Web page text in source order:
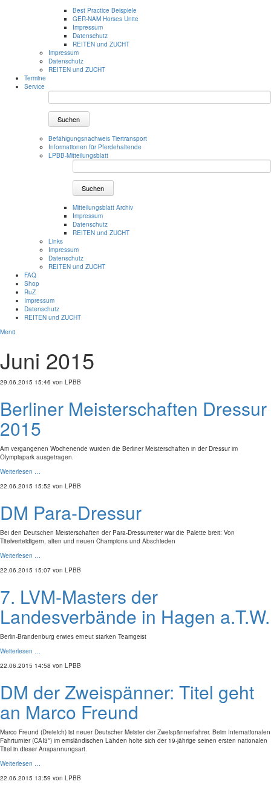
Best Practice Beispiele
GER-NAM Horses Unite
Impressum
Datenschutz
REITEN und ZUCHT
Impressum
Datenschutz
REITEN und ZUCHT
Termine
Service
Suchen
Befähigungsnachweis Tiertransport
Informationen für Pferdehaltende
LPBB-Mitteilungsblatt
Suchen
Mitteilungsblatt Archiv
Impressum
Datenschutz
REITEN und ZUCHT
Links
Impressum
Datenschutz
REITEN und ZUCHT
FAQ
Shop
RuZ
Impressum
Datenschutz
REITEN und ZUCHT
Menü
Juni 2015
29.06.2015 15:46 von LPBB
Berliner Meisterschaften Dressur
2015
Am vergangenen Wochenende wurden die Berliner Meisterschaften in der Dressur im
Olympiapark ausgetragen.
Weiterlesen …
22.06.2015 15:52 von LPBB
DM Para-Dressur
Bei den Deutschen Meisterschaften der Para-Dressurreiter war die Palette breit: Von
Titelverteidigern, alten und neuen Champions und Abschieden
Weiterlesen …
22.06.2015 15:07 von LPBB
7. LVM-Masters der
Landesverbände in Hagen a.T.W.
Berlin-Brandenburg erwies erneut starken Teamgeist
Weiterlesen …
22.06.2015 14:58 von LPBB
DM der Zweispänner: Titel geht
an Marco Freund
Marco Freund (Dreieich) ist neuer Deutscher Meister der Zweispännerfahrer. Beim Internationalen
Fahrturnier (CAI3*) im emsländischen Lähden holte sich der 19-jährige seinen ersten nationalen
Titel in dieser Anspannungsart.
Weiterlesen …
22.06.2015 13:59 von LPBB